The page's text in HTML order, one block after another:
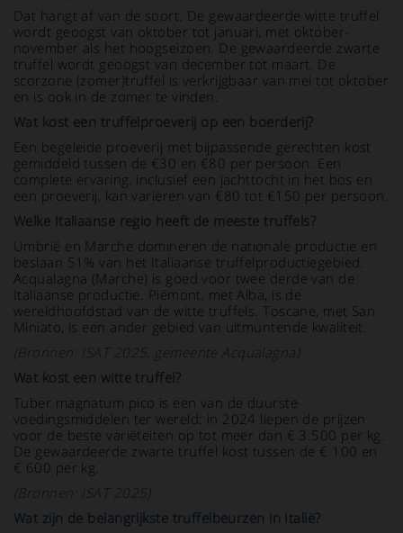
Dat hangt af van de soort. De gewaardeerde witte truffel
wordt geoogst van oktober tot januari, met oktober-
november als het hoogseizoen. De gewaardeerde zwarte
truffel wordt geoogst van december tot maart. De
scorzone (zomer)truffel is verkrijgbaar van mei tot oktober
en is ook in de zomer te vinden.
Wat kost een truffelproeverij op een boerderij?
Een begeleide proeverij met bijpassende gerechten kost
gemiddeld tussen de €30 en €80 per persoon. Een
complete ervaring, inclusief een jachttocht in het bos en
een proeverij, kan variëren van €80 tot €150 per persoon.
Welke Italiaanse regio heeft de meeste truffels?
Umbrië en Marche domineren de nationale productie en
beslaan 51% van het Italiaanse truffelproductiegebied.
Acqualagna (Marche) is goed voor twee derde van de
Italiaanse productie. Piëmont, met Alba, is de
wereldhoofdstad van de witte truffels. Toscane, met San
Miniato, is een ander gebied van uitmuntende kwaliteit.
(Bronnen: ISAT 2025, gemeente Acqualagna)
Wat kost een witte truffel?
Tuber magnatum pico is een van de duurste
voedingsmiddelen ter wereld: in 2024 liepen de prijzen
voor de beste variëteiten op tot meer dan € 3.500 per kg.
De gewaardeerde zwarte truffel kost tussen de € 100 en
€ 600 per kg.
(Bronnen: ISAT 2025)
Wat zijn de belangrijkste truffelbeurzen in Italië?